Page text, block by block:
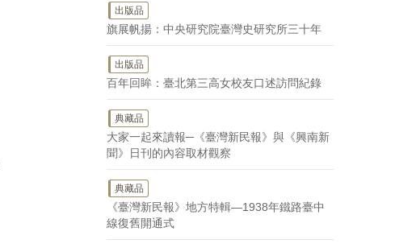
出版品
旗展帆揚：中央研究院臺灣史研究所三十年
出版品
百年回眸：臺北第三高女校友口述訪問紀錄
典藏品
大家一起來讀報─《臺灣新民報》與《興南新
聞》日刊的內容取材觀察
典藏品
《臺灣新民報》地方特輯—1938年鐵路臺中
線復舊開通式